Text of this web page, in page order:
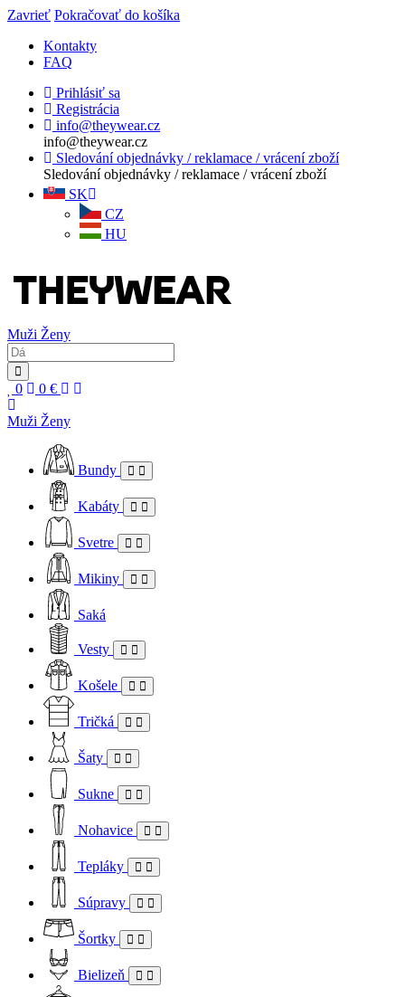
Zavrieť Pokračovať do košíka
Kontakty
FAQ
Prihlásiť sa
Registrácia
info@theywear.cz
info@theywear.cz
Sledování objednávky / reklamace / vrácení zboží
Sledování objednávky / reklamace / vrácení zboží
SK
CZ
HU
Muži Ženy
0 0 €
Muži Ženy
Bundy
Kabáty
Svetre
Mikiny
Saká
Vesty
Košele
Tričká
Šaty
Sukne
Nohavice
Tepláky
Súpravy
Šortky
Bielizeň